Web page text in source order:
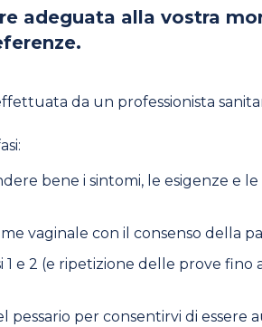
adeguata alla vostra
da un professionista
bene i sintomi, le esigenze e
vaginale con il consenso della
1 e 2 (e ripetizione delle prove fino
per consentirvi di essere